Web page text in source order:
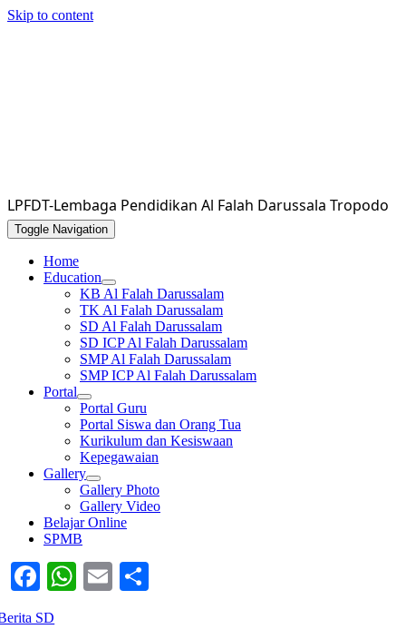
Skip to content
LPFDT-Lembaga Pendidikan Al Falah Darussala Tropodo
Toggle Navigation
Home
Education
KB Al Falah Darussalam
TK Al Falah Darussalam
SD Al Falah Darussalam
SD ICP Al Falah Darussalam
SMP Al Falah Darussalam
SMP ICP Al Falah Darussalam
Portal
Portal Guru
Portal Siswa dan Orang Tua
Kurikulum dan Kesiswaan
Kepegawaian
Gallery
Gallery Photo
Gallery Video
Belajar Online
SPMB
Facebook
WhatsApp
Email
SD